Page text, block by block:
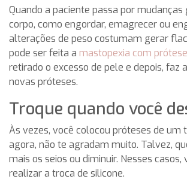
Quando a paciente passa por mudanças
corpo, como engordar, emagrecer ou
alterações de peso costumam gerar
pode ser feita a mastopexia com prótese
retirado o excesso de pele e depois, faz
novas próteses.
Troque quando você
Às vezes, você colocou próteses de um
agora, não te agradam muito. Talvez,
mais os seios ou diminuir. Nesses casos,
realizar a troca de silicone.